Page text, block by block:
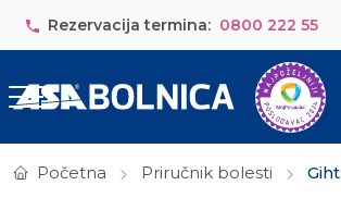
Rezervacija termina: 0800 222 55
Početna Priručnik bolesti Giht